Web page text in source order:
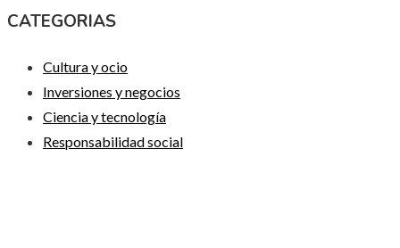
CATEGORIAS
Cultura y ocio
Inversiones y negocios
Ciencia y tecnología
Responsabilidad social